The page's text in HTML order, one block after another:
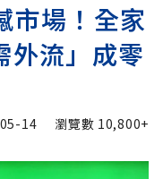
市場！全家
外流」成零
14 瀏覽數 10,800+